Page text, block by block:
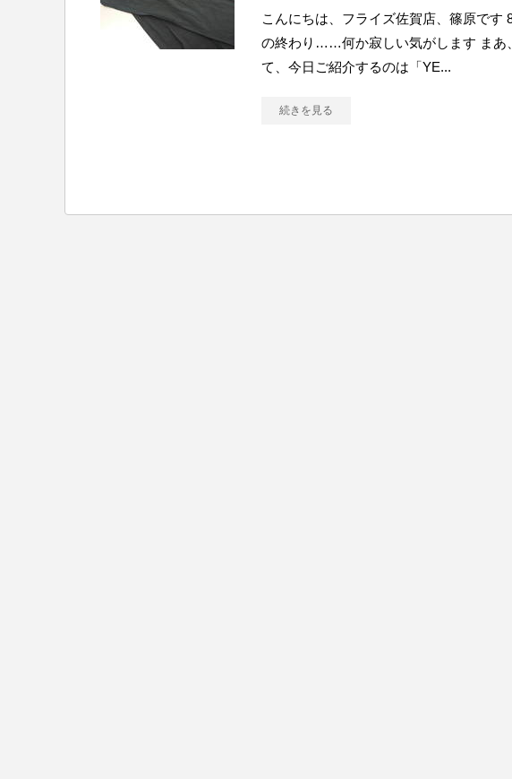
こんにちは、フライズ佐賀店、篠原です
の終わり……何か寂しい気がします まあ
て、今日ご紹介するのは「YE...
続きを見る